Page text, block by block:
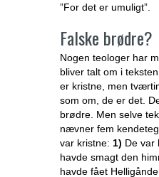
”For det er umuligt”.
Falske brødre?
Nogen teologer har
bliver talt om i
er kristne, men
som om, de er det.
brødre. Men selve
nævner fem
var kristne: 1) De var
havde smagt den
havde fået